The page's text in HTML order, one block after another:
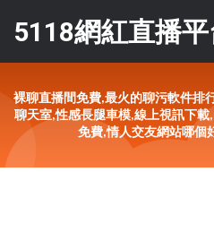
5118網紅直播平
裸聊直播間免費,最火的聊污軟件排
聊天室,性感長腿車模,線上視訊下
免費,情人交友網站哪個